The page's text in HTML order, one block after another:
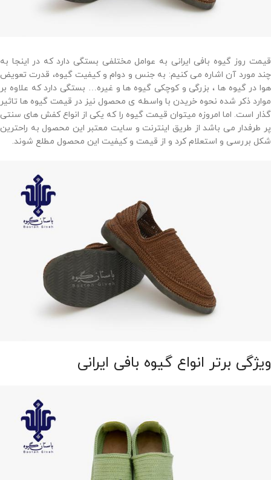
قیمت روز گیوه بافی ایرانی به عوامل مختلفی بستگی دارد که در اینجا به
چند مورد آن اشاره می کنیم: به جنس و دوام و کیفیت گیوه، قدرت تعویض
هوا در گیوه ها ، بزرگی و کوچکی گیوه ها و غیره… بستگی دارد که علاوه بر
موارد ذکر شده نحوه خریدن با واسطه ی محصول نیز در قیمت گیوه ها تاثیر
گذار است. اما امروزه میتوان قیمت گیوه را که یکی از انواع کفش های سنتی
پر طرفدار می باشد از طریق اینترنت و سایت معتبر این محصول به راحترین
شکل بررسی و استعلام کرد و از قیمت و کیفیت این محصول مطلع شوند.
ویژگی برتر انواع گیوه بافی ایرانی